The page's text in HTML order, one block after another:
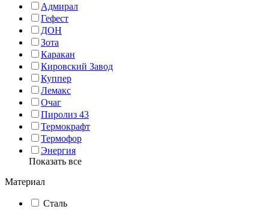
Адмирал
Гефест
ДОН
Зота
Каракан
Кировский Завод
Куппер
Лемакс
Очаг
Пиролиз 43
Термокрафт
Термофор
Энергия
Показать все
Материал
Сталь